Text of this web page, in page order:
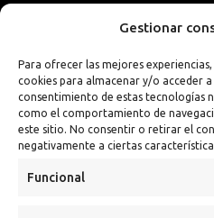
Gestionar
Para ofrecer las mejores
cookies para almacenar y/o acceder
consentimiento de estas tecnologías
como el comportamiento de
este sitio. No consentir o retirar el
negativamente a ciertas
Funcional